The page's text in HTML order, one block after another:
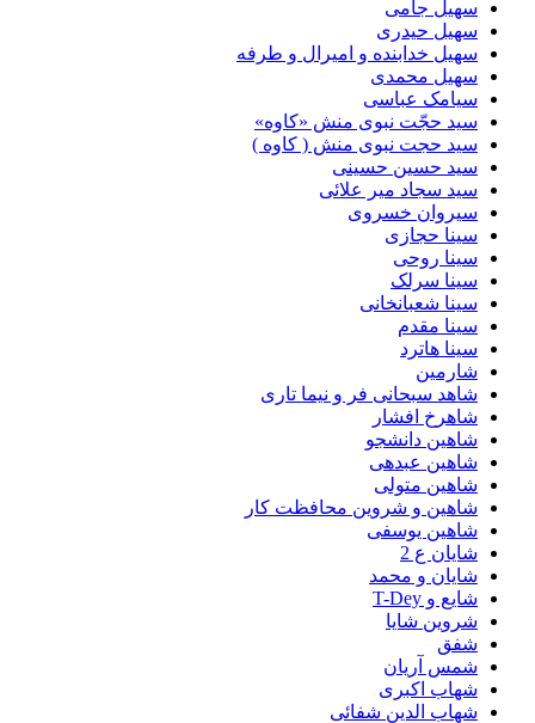
سهیل جامی
سهیل حیدری
سهیل خدابنده و امیرال و طرفه
سهیل محمدی
سیامک عباسی
سید حجّت نبوی منش «کاوه»
سید حجت نبوی منش ( کاوه )
سید حسین حسینى
سید سجاد میر علائی
سیروان خسروی
سینا حجازی
سینا روحی
سینا سرلک
سینا شعبانخانی
سینا مقدم
سینا هاترد
شارمین
شاهد سبحانی فر و نیما تاری
شاهرخ افشار
شاهین دانشجو
شاهین عبدهی
شاهین متولی
شاهین و شروین محافظت کار
شاهین یوسفی
شایان ع 2
شایان و محمد
شایع و T-Dey
شروین شایا
شفق
شمس آریان
شهاب اکبری
شهاب الدین شفائی